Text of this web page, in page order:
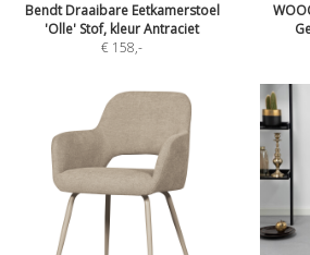
Bendt Draaibare Eetkamerstoel
'Olle' Stof, kleur Antraciet
€ 158,-